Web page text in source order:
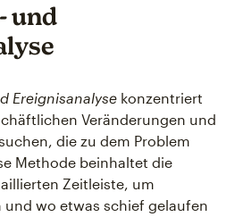
und
Ereignisanalyse konzentriert
Veränderungen und
die zu dem Problem
Methode beinhaltet die
Zeitleiste, um
wo etwas schief gelaufen